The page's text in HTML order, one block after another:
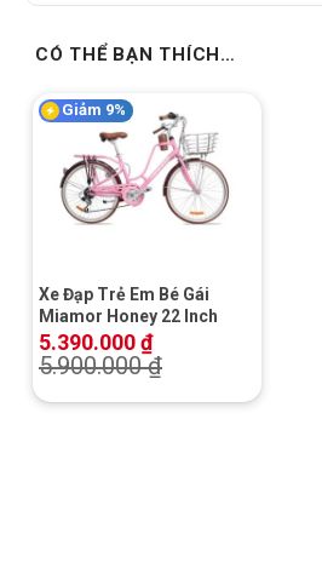
CÓ THỂ BẠN THÍCH…
Giảm 9%
Xe Đạp Trẻ Em Bé Gái
Miamor Honey 22 Inch
5.390.000₫
5.900.000₫